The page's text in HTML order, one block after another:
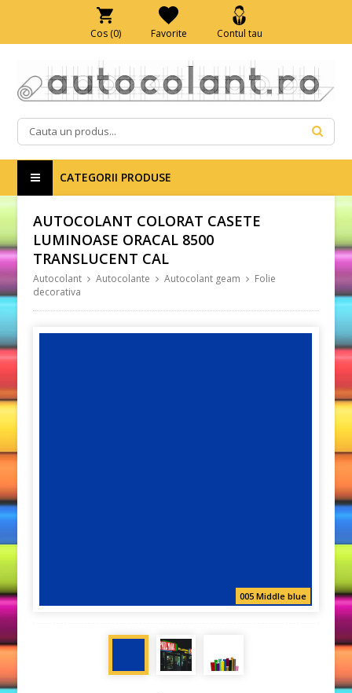
Cos (0) Favorite Contul tau
CATEGORII PRODUSE
AUTOCOLANT COLORAT CASETE
LUMINOASE ORACAL 8500
TRANSLUCENT CAL
Autocolant Autocolante Autocolant geam
Folie
decorativa
005 Middle blue